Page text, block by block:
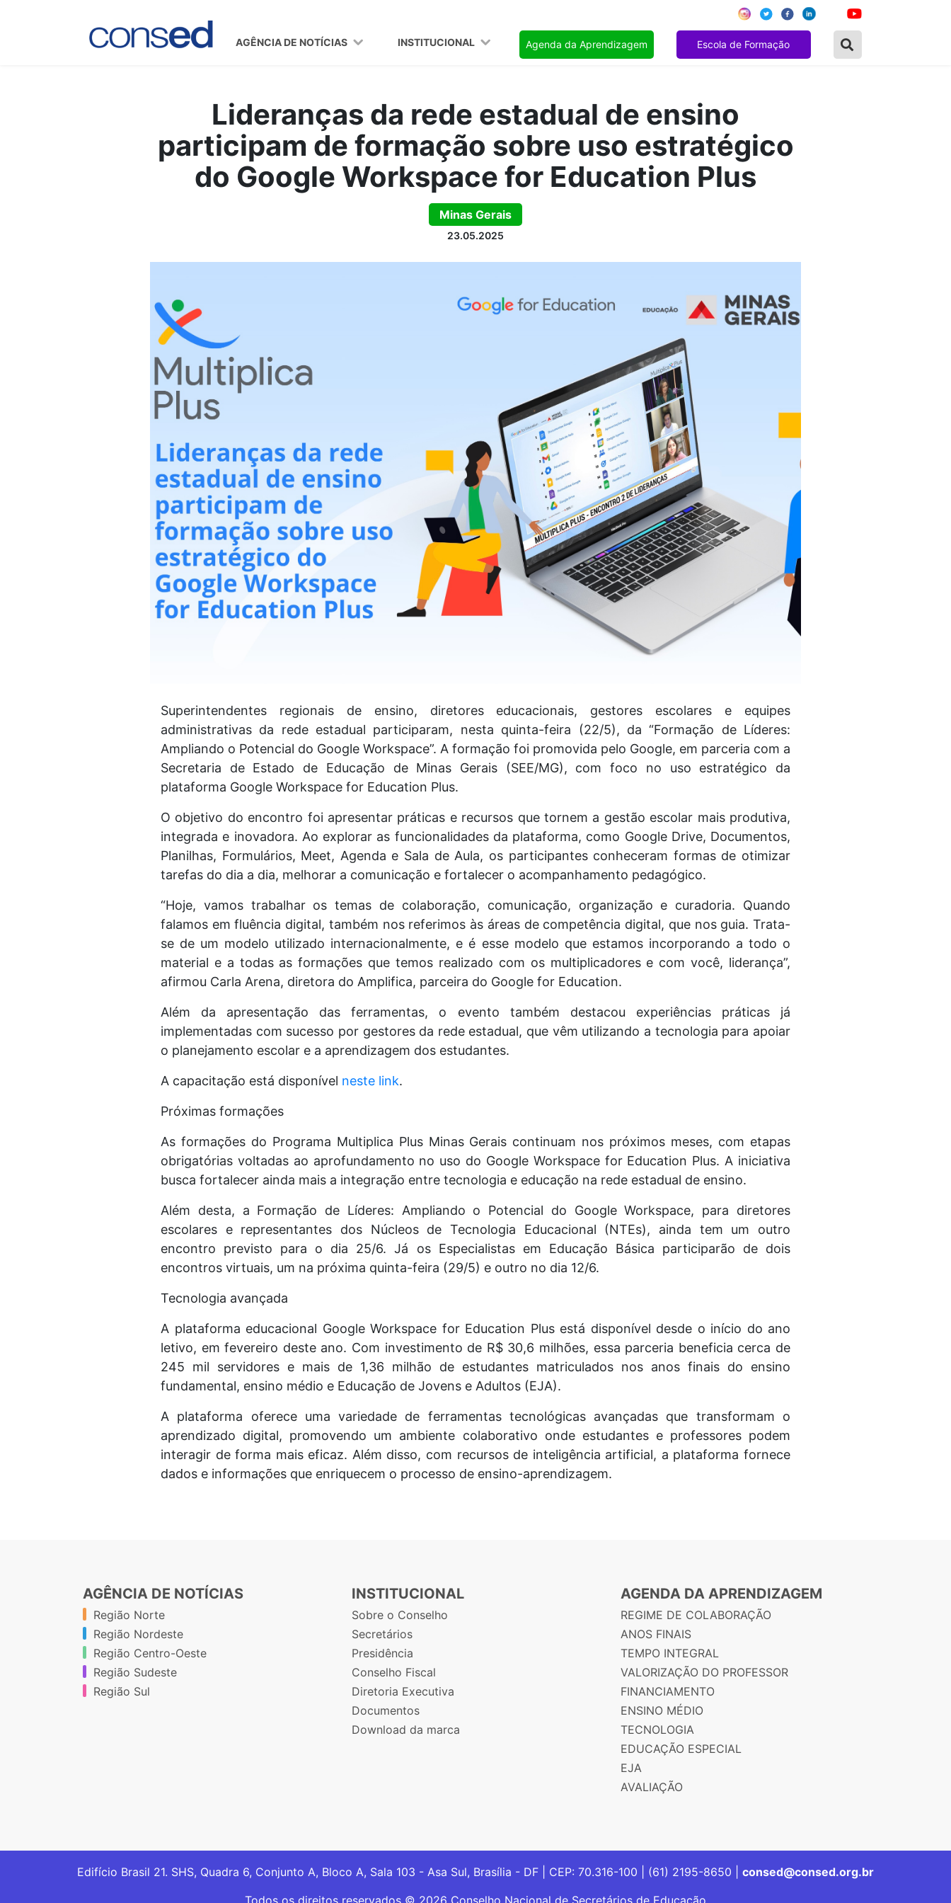
AGÊNCIA DE NOTÍCIAS INSTITUCIONAL Agenda da Aprendizagem Escola de Formação
Lideranças da rede estadual de ensino
participam de formação sobre uso estratégico
do Google Workspace for Education Plus
Minas Gerais
23.05.2025
Superintendentes regionais de ensino, diretores educacionais, gestores escolares e equipes
administrativas da rede estadual participaram, nesta quinta-feira (22/5), da “Formação de Líderes:
Ampliando o Potencial do Google Workspace”. A formação foi promovida pelo Google, em parceria com a
Secretaria de Estado de Educação de Minas Gerais (SEE/MG), com foco no uso estratégico da
plataforma Google Workspace for Education Plus.
O objetivo do encontro foi apresentar práticas e recursos que tornem a gestão escolar mais produtiva,
integrada e inovadora. Ao explorar as funcionalidades da plataforma, como Google Drive, Documentos,
Planilhas, Formulários, Meet, Agenda e Sala de Aula, os participantes conheceram formas de otimizar
tarefas do dia a dia, melhorar a comunicação e fortalecer o acompanhamento pedagógico.
“Hoje, vamos trabalhar os temas de colaboração, comunicação, organização e curadoria. Quando
falamos em fluência digital, também nos referimos às áreas de competência digital, que nos guia. Trata-
se de um modelo utilizado internacionalmente, e é esse modelo que estamos incorporando a todo o
material e a todas as formações que temos realizado com os multiplicadores e com você, liderança”,
afirmou Carla Arena, diretora do Amplifica, parceira do Google for Education.
Além da apresentação das ferramentas, o evento também destacou experiências práticas já
implementadas com sucesso por gestores da rede estadual, que vêm utilizando a tecnologia para apoiar
o planejamento escolar e a aprendizagem dos estudantes.
A capacitação está disponível neste link.
Próximas formações
As formações do Programa Multiplica Plus Minas Gerais continuam nos próximos meses, com etapas
obrigatórias voltadas ao aprofundamento no uso do Google Workspace for Education Plus. A iniciativa
busca fortalecer ainda mais a integração entre tecnologia e educação na rede estadual de ensino.
Além desta, a Formação de Líderes: Ampliando o Potencial do Google Workspace, para diretores
escolares e representantes dos Núcleos de Tecnologia Educacional (NTEs), ainda tem um outro
encontro previsto para o dia 25/6. Já os Especialistas em Educação Básica participarão de dois
encontros virtuais, um na próxima quinta-feira (29/5) e outro no dia 12/6.
Tecnologia avançada
A plataforma educacional Google Workspace for Education Plus está disponível desde o início do ano
letivo, em fevereiro deste ano. Com investimento de R$ 30,6 milhões, essa parceria beneficia cerca de
245 mil servidores e mais de 1,36 milhão de estudantes matriculados nos anos finais do ensino
fundamental, ensino médio e Educação de Jovens e Adultos (EJA).
A plataforma oferece uma variedade de ferramentas tecnológicas avançadas que transformam o
aprendizado digital, promovendo um ambiente colaborativo onde estudantes e professores podem
interagir de forma mais eficaz. Além disso, com recursos de inteligência artificial, a plataforma fornece
dados e informações que enriquecem o processo de ensino-aprendizagem.
AGÊNCIA DE NOTÍCIAS
Região Norte
Região Nordeste
Região Centro-Oeste
Região Sudeste
Região Sul
INSTITUCIONAL
Sobre o Conselho
Secretários
Presidência
Conselho Fiscal
Diretoria Executiva
Documentos
Download da marca
AGENDA DA APRENDIZAGEM
REGIME DE COLABORAÇÃO
ANOS FINAIS
TEMPO INTEGRAL
VALORIZAÇÃO DO PROFESSOR
FINANCIAMENTO
ENSINO MÉDIO
TECNOLOGIA
EDUCAÇÃO ESPECIAL
EJA
AVALIAÇÃO
Edifício Brasil 21. SHS, Quadra 6, Conjunto A, Bloco A, Sala 103 - Asa Sul, Brasília - DF | CEP: 70.316-100 | (61) 2195-8650 | consed@consed.org.br